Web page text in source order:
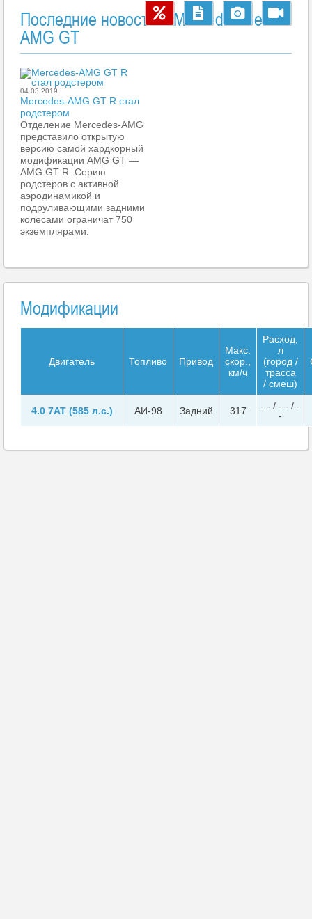
Последние новости о Mercedes-Benz
AMG GT
04.03.2019
Mercedes-AMG GT R стал
родстером
Отделение Mercedes-AMG
представило открытую
версию самой хардкорный
модификации AMG GT —
AMG GT R. Серию
родстеров с активной
аэродинамикой и
подруливающими задними
колесами ограничат 750
экземплярами.
Модификации
Двигатель Топливо Привод
Макс.
скор.,
км/ч
Расход,
л
(город /
трасса
/ смеш)
4.0 7AT (585 л.с.) АИ-98 Задний 317
- - / - - / -
-